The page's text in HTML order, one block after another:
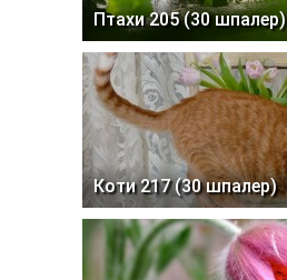
Птахи 205 (30 шпалер)
Коти 217 (30 шпалер)